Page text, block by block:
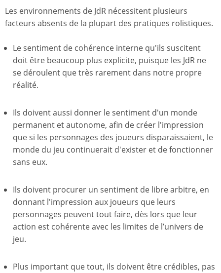
Les environnements de JdR nécessitent plusieurs
facteurs absents de la plupart des pratiques rolistiques.
Le sentiment de cohérence interne qu'ils suscitent
doit être beaucoup plus explicite, puisque les JdR ne
se déroulent que très rarement dans notre propre
réalité.
Ils doivent aussi donner le sentiment d'un monde
permanent et autonome, afin de créer l'impression
que si les personnages des joueurs disparaissaient, le
monde du jeu continuerait d'exister et de fonctionner
sans eux.
Ils doivent procurer un sentiment de libre arbitre, en
donnant l'impression aux joueurs que leurs
personnages peuvent tout faire, dès lors que leur
action est cohérente avec les limites de l’univers de
jeu.
Plus important que tout, ils doivent être crédibles, pas